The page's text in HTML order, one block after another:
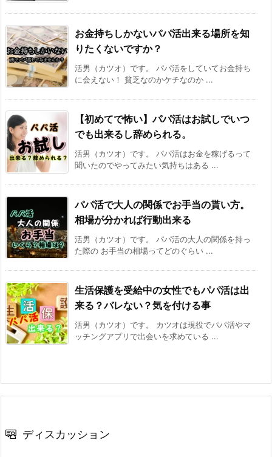
お金持ちしかないパパ活出来る場所を知
りたくないですか？
活男（カツオ）です。 パパ活をしていてお金持ち
に会えない！ 貧乏なのかケチなのか ...
【初めてで怖い】パパ活はお試しでいつ
でも出来るし辞められる。
活男（カツオ）です。 パパ活はお金を稼げるって
聞いたのでやってみたい気持ちはある ...
パパ活で大人の関係でお手当の貰い方。
相場が分かれば行動出来る
活男（カツオ）です。 パパ活の大人の関係を持っ
た際の お手当の相場ってどのぐらい ...
生活保護を受給中の女性でもパパ活は出
来る？バレない？気を付ける事
活男（カツオ）です。 カツオは現役でパパ活やマ
ッチングアプリで出会いを求めている ...
ディスカッション